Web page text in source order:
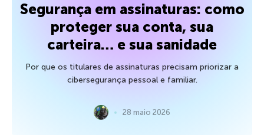
Segurança em assinaturas: como
proteger sua conta, sua
carteira… e sua sanidade
Por que os titulares de assinaturas precisam priorizar a
cibersegurança pessoal e familiar.
28 maio 2026